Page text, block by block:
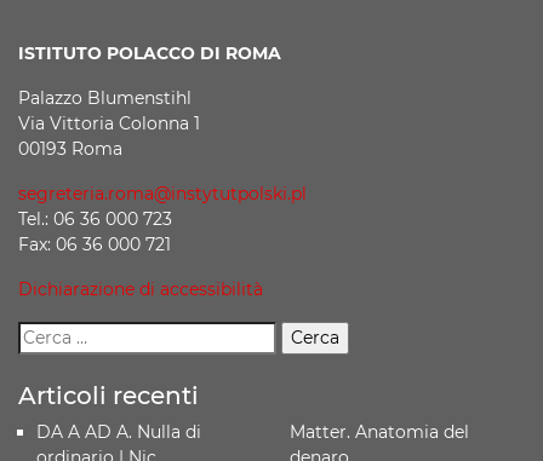
ISTITUTO POLACCO DI ROMA
Palazzo Blumenstihl
Via Vittoria Colonna 1
00193 Roma
segreteria.roma@instytutpolski.pl
Tel.: 06 36 000 723
Fax: 06 36 000 721
Dichiarazione di accessibilità
Articoli recenti
DA A AD A. Nulla di
Matter. Anatomia del